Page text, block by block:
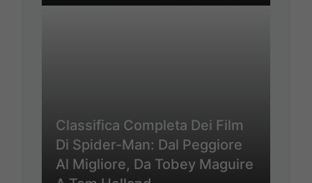
Classifica Completa Dei Film
Di Spider-Man: Dal Peggiore
Al Migliore, Da Tobey Maguire